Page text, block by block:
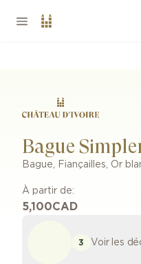
Bague
Bague, Fiançailles, Or
À partir de:
5,100CAD
3 Voir les